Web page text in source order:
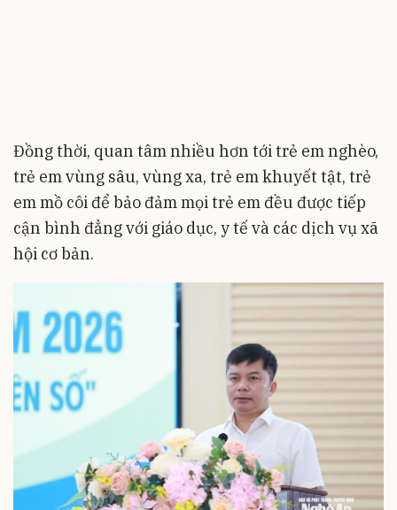
Đồng thời, quan tâm nhiều hơn tới trẻ em nghèo,
trẻ em vùng sâu, vùng xa, trẻ em khuyết tật, trẻ
em mồ côi để bảo đảm mọi trẻ em đều được tiếp
cận bình đẳng với giáo dục, y tế và các dịch vụ xã
hội cơ bản.